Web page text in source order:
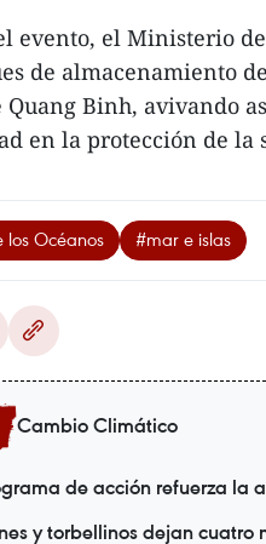
evento, el Ministerio
de almacenamiento
Quang Binh, avivando
en la protección de la
Océanos #mar e islas
Cambio Climático
de acción refuerza la
y torbellinos dejan cuatro